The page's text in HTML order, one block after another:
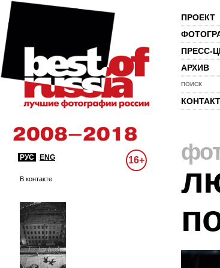
ПРОЕКТ
ПРЕСС-
АРХИВ
ПОИСК
РУС ENG 16+
В контакте